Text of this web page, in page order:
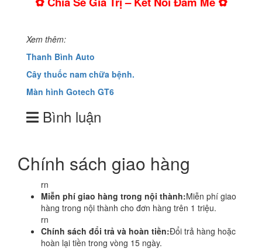
Xem thêm:
Thanh Bình Auto
Cây thuốc nam chữa bệnh.
Màn hình Gotech GT6
Bình luận
Chính sách giao hàng
rn
Miễn phí giao hàng trong nội thành:Miễn phí giao
hàng trong nội thành cho đơn hàng trên 1 triệu.
rn
Chính sách đổi trả và hoàn tiền:Đổi trả hàng hoặc
hoàn lại tiền trong vòng 15 ngày.